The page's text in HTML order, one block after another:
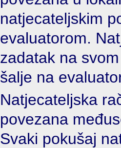
natjecateljskim
evaluatorom.
zadatak na
šalje na
Natjecateljska
povezana
Svaki pokušaj